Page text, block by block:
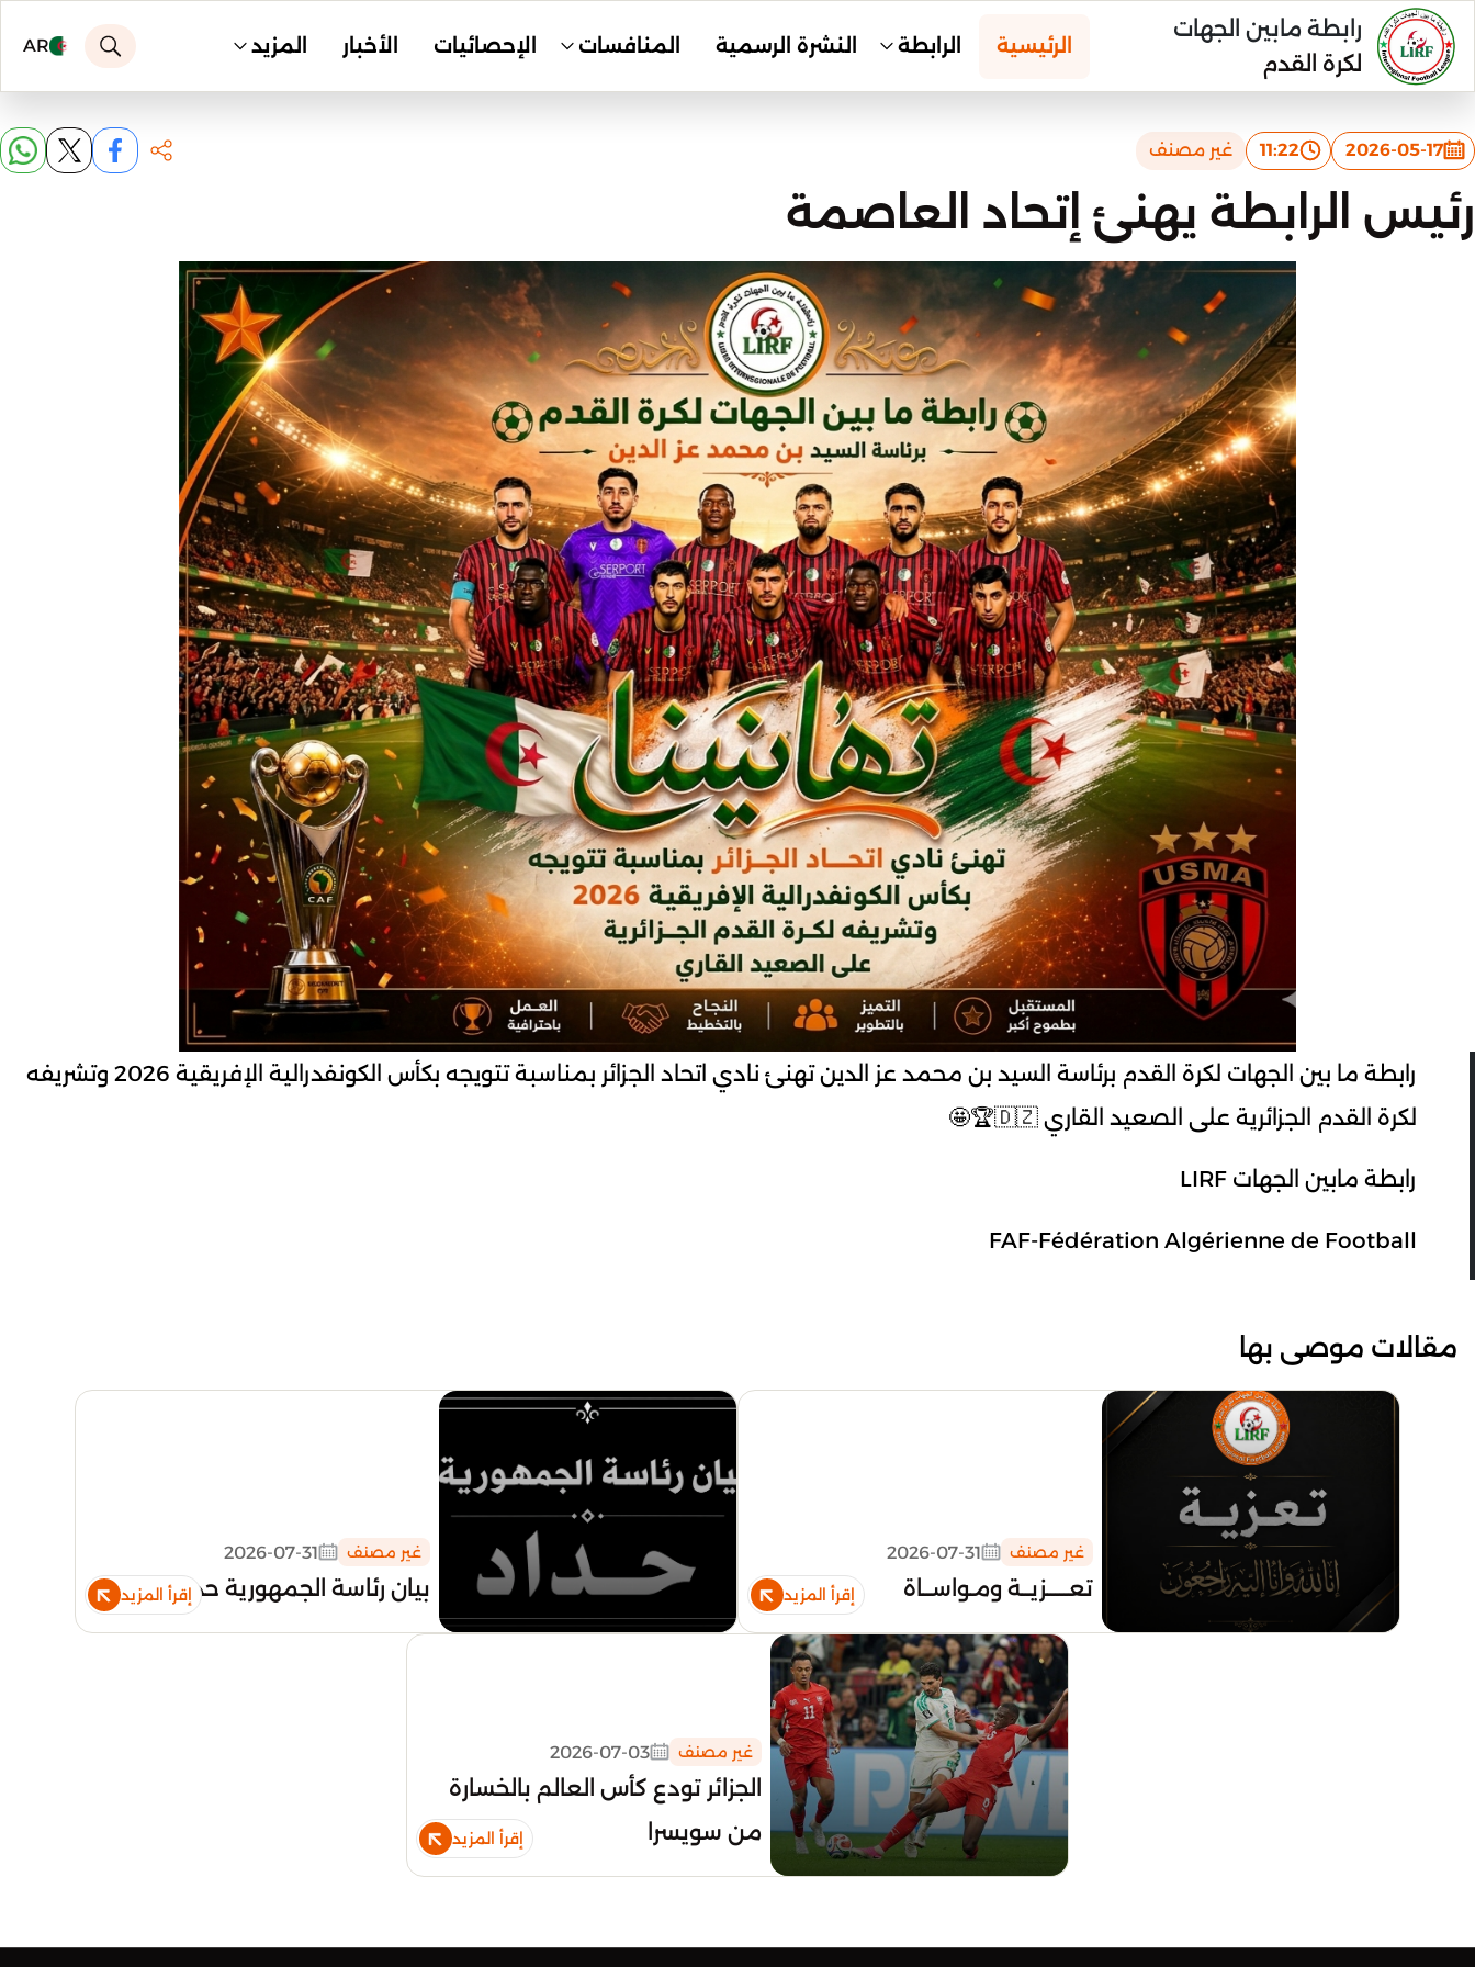
رابطة مابين الجهات
لكرة القدم
الرئيسية الرابطة النشرة الرسمية المنافسات الإحصائيات الأخبار المزيد AR
2026-05-17
11:22 غير مصنف
رئيس الرابطة يهنئ إتحاد العاصمة
رابطة ما بين الجهات لكرة القدم برئاسة السيد بن محمد عز الدين تهنئ نادي اتحاد الجزائر بمناسبة تتويجه بكأس الكونفدرالية الإفريقية 2026 وتشريفه
لكرة القدم الجزائرية على الصعيد القاري⁩ 🇩🇿🏆🤩
رابطة مابين الجهات LIRF
FAF-Fédération Algérienne de Football
مقالات موصى بها
تعـــــزيــة ومـواســاة
2026-07-31 غير مصنف
إقرأ المزيد بيان رئاسة الجمهورية حداد
2026-07-31 غير مصنف
إقرأ المزيد
الجزائر تودع كأس العالم بالخسارة
من سويسرا
2026-07-03 غير مصنف
إقرأ المزيد